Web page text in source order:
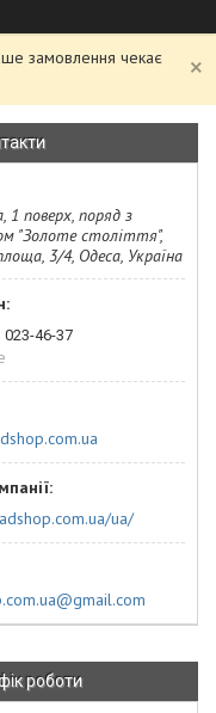
замовлення чекає
1 поверх, поряд з
"Золоте століття",
3/4, Одеса, Україна
023-46-37
ua/
роботи